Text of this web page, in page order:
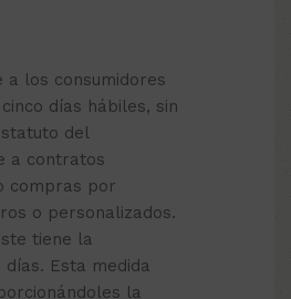
los consumidores
días hábiles, sin
del
a contratos
compras por
o personalizados.
tiene la
Esta medida
la